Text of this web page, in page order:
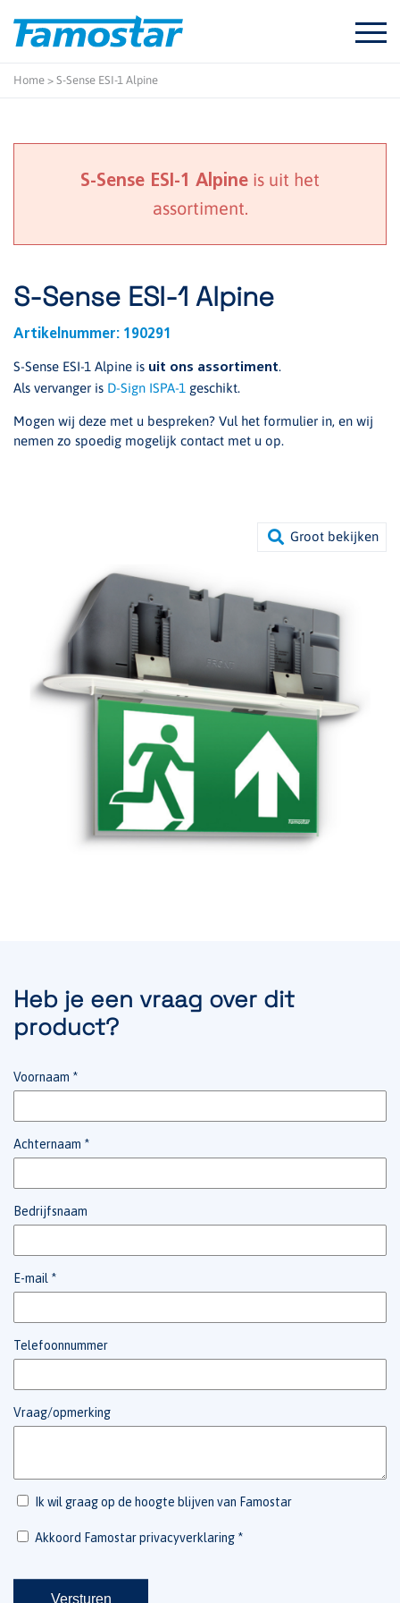
content
Home > S-Sense ESI-1 Alpine
S-Sense ESI-1 Alpine is uit het
assortiment.
S-Sense ESI-1 Alpine
Artikelnummer: 190291
S-Sense ESI-1 Alpine is uit ons assortiment.
Als vervanger is D-Sign ISPA-1 geschikt.
Mogen wij deze met u bespreken? Vul het formulier in, en wij
nemen zo spoedig mogelijk contact met u op.
Heb je een vraag over dit
product?